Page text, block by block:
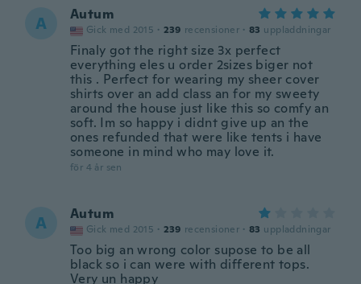
A Autum
Gick med 2015 · 239 recensioner · 83 uppladdningar
Finaly got the right size 3x perfect
everything eles u order 2sizes biger not
this . Perfect for wearing my sheer cover
shirts over an add class an for my sweety
around the house just like this so comfy an
soft. Im so happy i didnt give up an the
ones refunded that were like tents i have
someone in mind who may love it.
för 4 år sen
A Autum
Gick med 2015 · 239 recensioner · 83 uppladdningar
Too big an wrong color supose to be all
black so i can were with different tops.
Very un happy